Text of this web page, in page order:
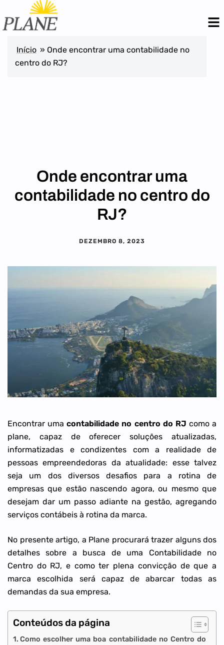
Início » Onde encontrar uma contabilidade no
centro do RJ?
Onde encontrar uma
contabilidade no centro do
RJ?
DEZEMBRO 8, 2023
Encontrar umacontabilidade no centro do RJ como a
plane, capaz de oferecer soluções atualizadas,
informatizadas e condizentes com a realidade de
pessoas empreendedoras da atualidade: esse talvez
seja um dos diversos desafios para a rotina de
empresas que estão nascendo agora, ou mesmo que
desejam dar um passo adiante na gestão, agregando
serviços contábeis à rotina da marca.
No presente artigo, a Plane procurará trazer alguns dos
detalhes sobre a busca de uma Contabilidade no
Centro do RJ, e como ter plena convicção de que a
marca escolhida será capaz de abarcar todas as
demandas da sua empresa.
Conteúdos da página
Como escolher uma boa contabilidade no Centro do